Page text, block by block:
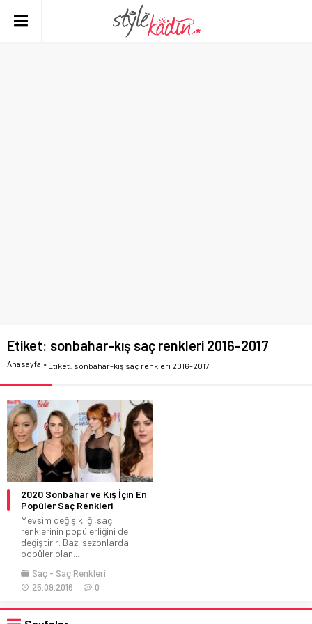
Etiket: sonbahar-kış saç renkleri 2016-2017
Anasayfa » Etiket: sonbahar-kış saç renkleri 2016-2017
2020 Sonbahar ve Kış İçin En
Popüler Saç Renkleri
Mevsim değişikliği,saç
renklerinin popülerliğini de
değiştirir. Bazı sezonlarda
popüler olan...
Saç
Saç Renkleri
25.09.2016
0